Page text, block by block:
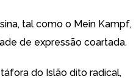
tal como o Mein Kampf,
de expressão coartada.
do Islão dito radical,